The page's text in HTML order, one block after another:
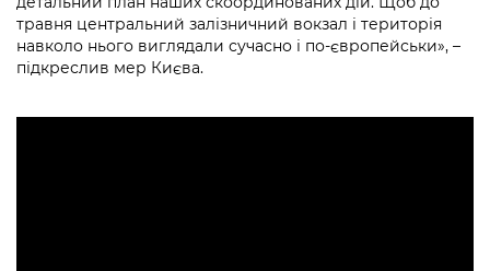
травня центральний залізничний вокзал і територія
навколо нього виглядали сучасно і по-європейськи», –
підкреслив мер Києва.